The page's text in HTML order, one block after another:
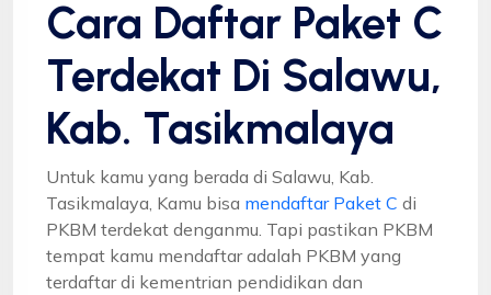
Cara Daftar Paket C
Terdekat Di Salawu,
Kab. Tasikmalaya
Untuk kamu yang berada di Salawu, Kab.
Tasikmalaya, Kamu bisa mendaftar Paket C di
PKBM terdekat denganmu. Tapi pastikan PKBM
tempat kamu mendaftar adalah PKBM yang
terdaftar di kementrian pendidikan dan